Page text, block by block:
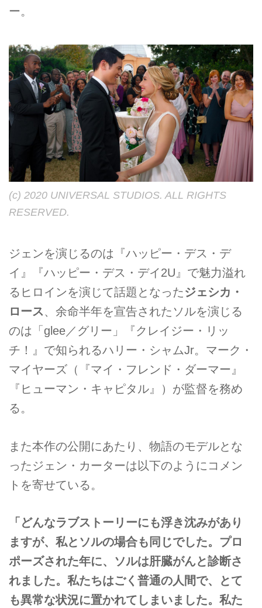
ー。
(c) 2020 UNIVERSAL STUDIOS. ALL RIGHTS
RESERVED.
ジェンを演じるのは『ハッピー・デス・デ
イ』『ハッピー・デス・デイ2U』で魅力溢れ
るヒロインを演じて話題となったジェシカ・
ロース、余命半年を宣告されたソルを演じる
のは「glee／グリー」『クレイジー・リッ
チ！』で知られるハリー・シャムJr。マーク・
マイヤーズ（『マイ・フレンド・ダーマー』
『ヒューマン・キャピタル』）が監督を務め
る。
また本作の公開にあたり、物語のモデルとな
ったジェン・カーターは以下のようにコメン
トを寄せている。
「どんなラブストーリーにも浮き沈みがあり
ますが、私とソルの場合も同じでした。プロ
ポーズされた年に、ソルは肝臓がんと診断さ
れました。私たちはごく普通の人間で、とて
も異常な状況に置かれてしまいました。私た